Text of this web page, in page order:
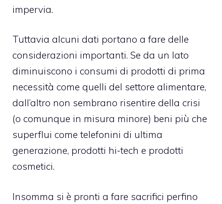
impervia.
Tuttavia alcuni dati portano a fare delle
considerazioni importanti. Se da un lato
diminuiscono i consumi di prodotti di prima
necessità come quelli del settore alimentare,
dall’altro non sembrano risentire della crisi
(o comunque in misura minore) beni più che
superflui come telefonini di ultima
generazione, prodotti hi-tech e prodotti
cosmetici.
Insomma si è pronti a fare sacrifici perfino